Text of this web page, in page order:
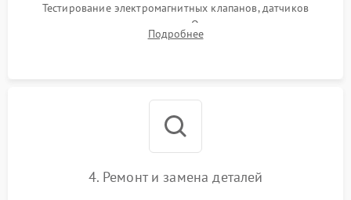
Тестирование электромагнитных клапанов, датчиков
температуры и расходомера. Оценка степени износа
жерновов кофемолки, уплотнительных колец гидросистемы
Подробнее
4. Ремонт и замена деталей